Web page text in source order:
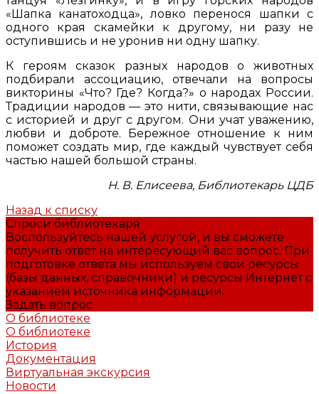
«Шапка канатоходца», ловко перенося шапки с
одного края скамейки к другому, ни разу не
оступившись и не уронив ни одну шапку.
К героям сказок разных народов о животных
подбирали ассоциацию, отвечали на вопросы
викторины «Что? Где? Когда?» о народах России.
Традиции народов — это нити, связывающие нас
с историей и друг с другом. Они учат уважению,
любви и доброте. Бережное отношение к ним
поможет создать мир, где каждый чувствует себя
частью нашей большой страны.
Н. В. Елисеева, Библиотекарь ЦДБ
Назад к списку
Спроси библиотекаря
Воспользуйтесь нашей услугой, и вы сможете
получить ответ на интересующий вас вопрос. При
подготовке ответа мы используем свои ресурсы
(базы данных, справочники) и ресурсы Интернет с
указанием источника информации.
Задать вопрос
О библиотеке
О библиотеке
История
Документация
Виртуальная экскурсия
Новости